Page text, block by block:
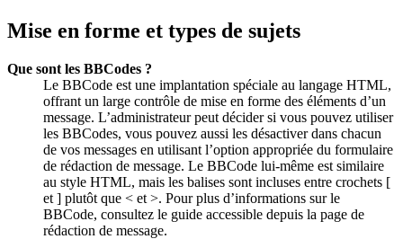
Mise en forme et types de sujets
Que sont les BBCodes ?
Le BBCode est une implantation spéciale au langage HTML,
offrant un large contrôle de mise en forme des éléments d’un
message. L’administrateur peut décider si vous pouvez utiliser
les BBCodes, vous pouvez aussi les désactiver dans chacun
de vos messages en utilisant l’option appropriée du formulaire
de rédaction de message. Le BBCode lui-même est similaire
au style HTML, mais les balises sont incluses entre crochets [
et ] plutôt que < et >. Pour plus d’informations sur le
BBCode, consultez le guide accessible depuis la page de
rédaction de message.